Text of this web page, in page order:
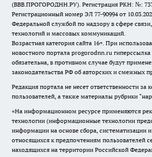
(ВВВ.ПРОГОРОДНН.РУ). Регистрация РКН: №:
Регистрационный номер ЭЛ 77-90994 от
Федеральной службой по надзору в сфере
технологий и массовых коммуникаций.
Возрастная категория сайта 16+. При
новостного портала progorodnn.ru гиперссылка
обязательна, в противном случае будут
законодательства РФ об авторских и смежных
Редакция портала не несет ответственности за
пользователей, а также материалы рубрики
«На информационном ресурсе применяются
технологии (информационные технологии
информации на основе сбора, систематизации
относящихся к предпочтениям пользователей
находящихся на территории Российской